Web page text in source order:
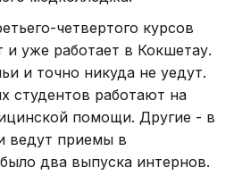
четвертого курсов
и уже работает в Кокшетау.
и точно никуда не уедут.
студентов работают на
помощи. Другие - в
ведут приемы в
два выпуска интернов.